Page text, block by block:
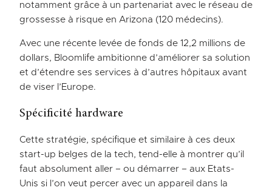
notamment grâce à un partenariat avec le réseau de
grossesse à risque en Arizona (120 médecins).
Avec une récente levée de fonds de 12,2 millions de
dollars, Bloomlife ambitionne d’améliorer sa solution
et d’étendre ses services à d’autres hôpitaux avant
de viser l’Europe.
Spécificité hardware
Cette stratégie, spécifique et similaire à ces deux
start-up belges de la tech, tend-elle à montrer qu’il
faut absolument aller – ou démarrer – aux Etats-
Unis si l’on veut percer avec un appareil dans la